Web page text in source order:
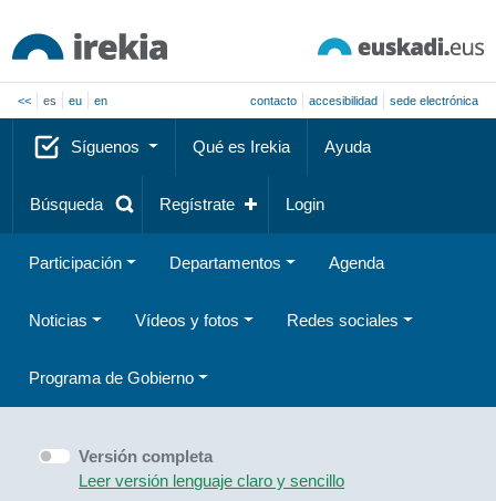
<< es eu en contacto accesibilidad sede electrónica
Síguenos Qué es Irekia Ayuda
Búsqueda Regístrate Login
Participación Departamentos Agenda
Noticias Vídeos y fotos Redes sociales
Programa de Gobierno
Versión completa
Leer versión lenguaje claro y sencillo